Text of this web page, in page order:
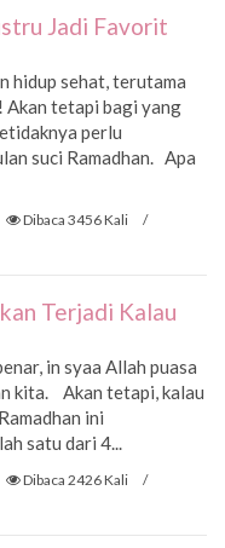
Jadi Favorit
hidup sehat, terutama
Akan tetapi bagi yang
perlu
suci Ramadhan. Apa
Dibaca 3456 Kali
/
Terjadi Kalau
in syaa Allah puasa
kita. Akan tetapi, kalau
ini
satu dari 4...
Dibaca 2426 Kali
/